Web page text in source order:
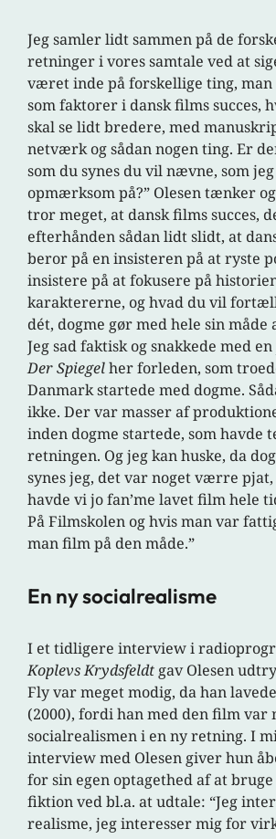
Jeg samler lidt sammen på de
retninger i vores samtale ved at
været inde på forskellige ting, man
som faktorer i dansk films succes,
skal se lidt bredere, med
netværk og sådan nogen ting. Er
som du synes du vil nævne, som
opmærksom på?” Olesen tænker
tror meget, at dansk films succes,
efterhånden sådan lidt slidt, at
beror på en insisteren på at ryste
insistere på at fokusere på
karaktererne, og hvad du vil
dét, dogme gør med hele sin måde
Jeg sad faktisk og snakkede med
Der Spiegelher forleden, som
Danmark startede med dogme.
ikke. Der var masser af
inden dogme startede, som havde
retningen. Og jeg kan huske, da
synes jeg, det var noget værre
havde vi jo fan’me lavet film hele
På Filmskolen og hvis man var
man film på den måde.”
En ny socialrealisme
I et tidligere interview i
Koplevs Krydsfeldt gav Olesen
Fly var meget modig, da han
(2000), fordi han med den film var
socialrealismen i en ny retning. I
interview med Olesen giver hun
for sin egen optagethed af at
fiktion ved bl.a. at udtale: “Jeg
realisme, jeg interesser mig for